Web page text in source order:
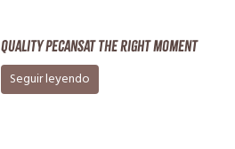
Quality pecansat the right moment
Seguir leyendo